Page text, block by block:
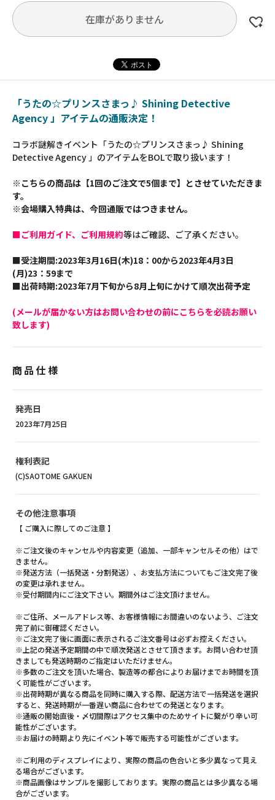
在庫がありません
「うたの☆プリンスさまっ♪ Shining Detective
Agency 」アイテムの通販決定！
コラボ謎解きイベント「うたの☆プリンスさまっ♪ Shining
Detective Agency 」のアイテムをBOLで取り扱います！
※こちらの商品は【1回のご注文で5個まで】とさせていただきま
す。
※会場購入特典は、今回通販ではつきません。
■ご利用ガイド、ご利用規約等はご確認、ご了承ください。
■受注期間:2023年3月16日(木)18：00から2023年4月3日
(月)23：59まで
■出荷時期:2023年7月下旬から8月上旬にかけて順次出荷予定
(メールが届かない方はお問い合わせの前にこちらを必読お願い
致します)
商品仕様
発売日
2023年7月25日
権利表記
(C)SAOTOME GAKUEN
その他注意事項
【 ご購入に際してのご注意 】
※ご注文後のキャンセルや内容変更（追加、一部キャンセルその他）はで
きません。
※発送方法（一括発送・分割発送）、お支払方法についてもご注文完了後
の変更は承れません。
※受付期間内にご注文下さい。期間外はご注文頂けません。
※ご住所、メールアドレス等、お客様情報にお間違いのないよう、ご注文
完了前に御確認ください。
※ご注文完了後に画面に表示されるご注文番号は必ずお控えください。
※上記の発送予定期間の中で順次発送とさせて頂きます。お問い合わせ頂
きましても発送時期のご指定はいただけません。
※多数のご注文を頂いた場合、製造等の都合によりお届けまでお時間を頂
く可能性がございます。
※出荷時期が異なる商品を同時に購入する際、配送方法で一括発送を選択
すると、発送時期が一番遅い商品に合わせての発送となります。
※通販の開始直後・〆切間際はアクセス集中のためサイトに繋がり辛い可
能性がございます。
※お届けの時期より先にイベント等で販売する可能性がございます。
※ご利用のディスプレイにより、実際の商品の色合いと多少異なって見え
る場合がございます。
※商品画像はサンプルを撮影しております。実際の商品とは多少異なる場
合がございます。